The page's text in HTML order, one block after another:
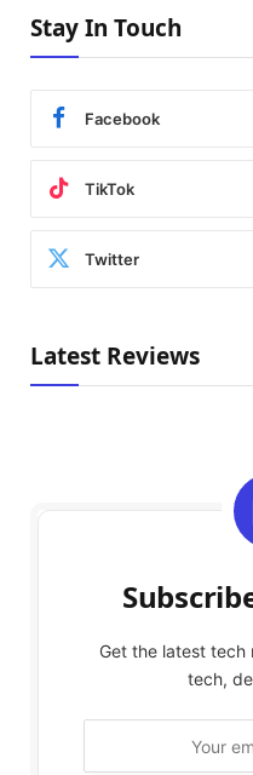
Stay In Touch
Facebook
TikTok
Twitter
Latest Reviews
Get the latest tech
tech,